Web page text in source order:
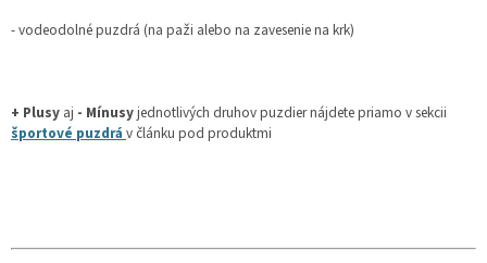
- vodeodolné puzdrá (na paži alebo na zavesenie na krk)
+ Plusy aj - Mínusyjednotlivých druhov puzdier nájdete priamo v sekcii
športové puzdrá v článku pod produktmi